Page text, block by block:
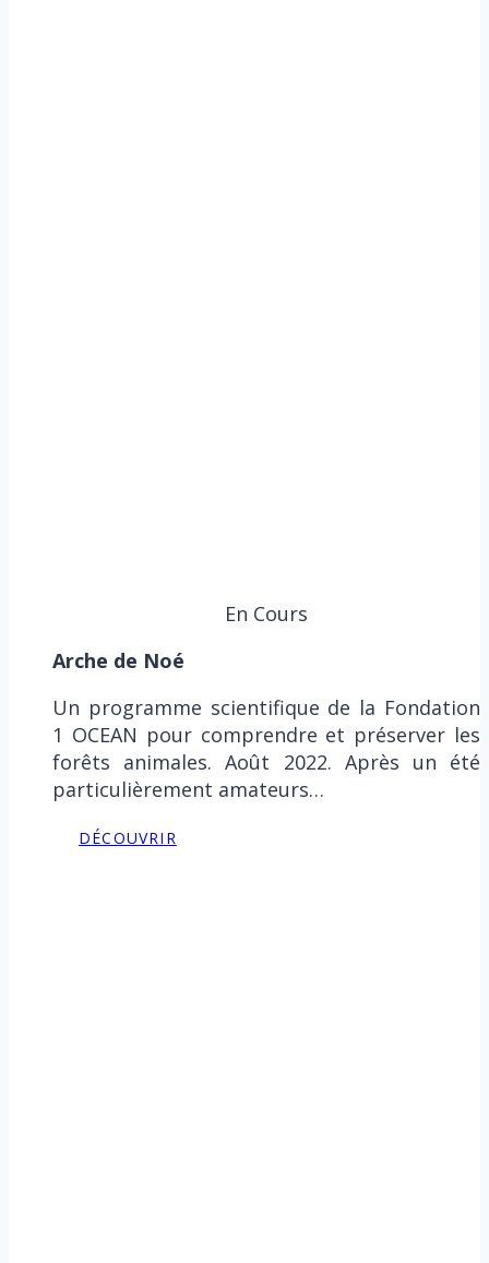
En Cours
Arche de Noé
Un programme scientifique de la Fondation
1 OCEAN pour comprendre et préserver les
forêts animales. Août 2022. Après un été
particulièrement amateurs…
DÉCOUVRIR